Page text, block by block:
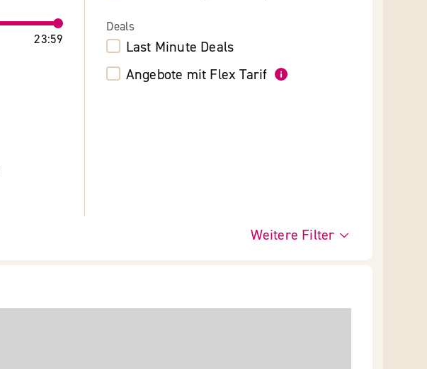
23:59
Deals
Last Minute Deals
Angebote mit Flex Tarif
Weitere Filter